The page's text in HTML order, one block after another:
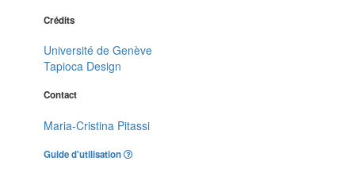
Crédits
Université de Genève
Tapioca Design
Contact
Maria-Cristina Pitassi
Guide d'utilisation